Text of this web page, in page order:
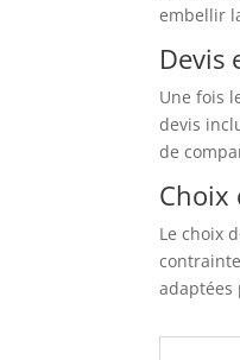
embellir
Devis
Une fois
devis
de
Choix
Le choix